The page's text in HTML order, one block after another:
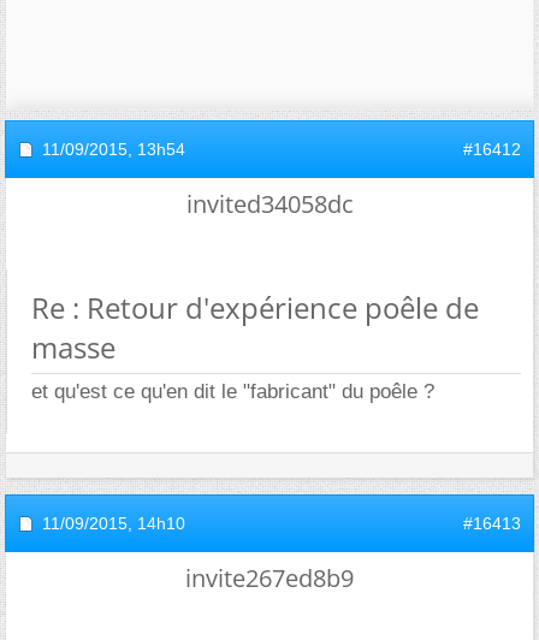
11/09/2015, 13h54 #16412
invited34058dc
Re : Retour d'expérience poêle de
masse
et qu'est ce qu'en dit le "fabricant" du poêle ?
11/09/2015, 14h10 #16413
invite267ed8b9